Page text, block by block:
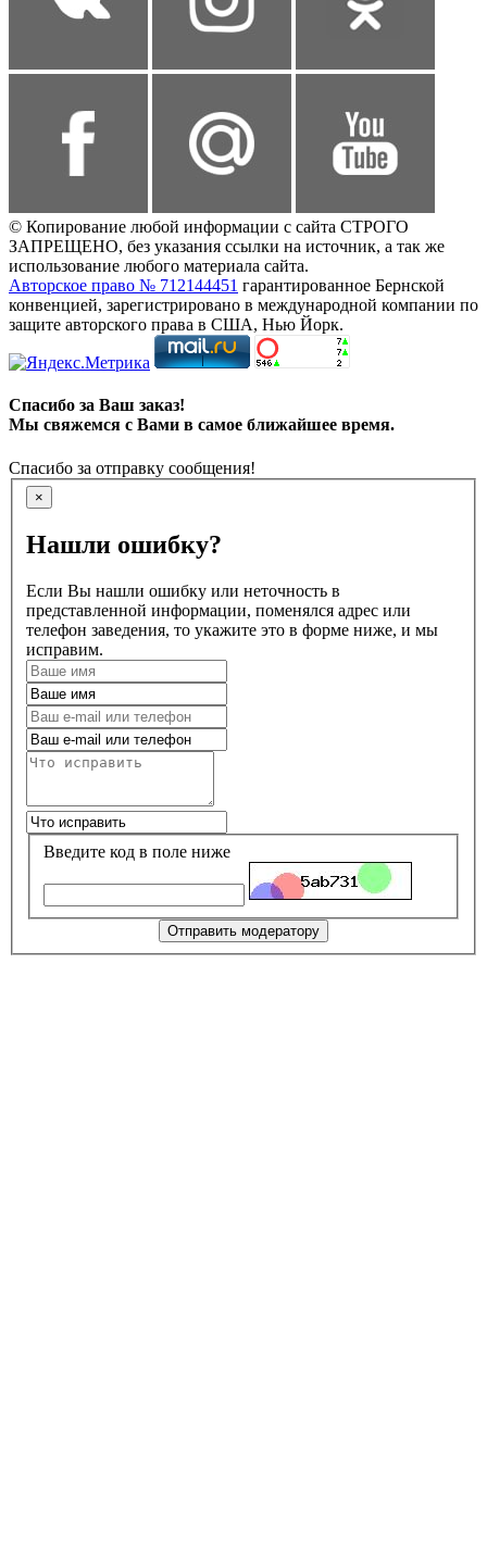
© Копирование любой информации с сайта СТРОГО
ЗАПРЕЩЕНО, без указания ссылки на источник, а так же
использование любого материала сайта.
Авторское право № 712144451 гарантированное Бернской
конвенцией, зарегистрировано в международной компании по
защите авторского права в США, Нью Йорк.
Спасибо за Ваш заказ!
Мы свяжемся с Вами в самое ближайшее время.
Спасибо за отправку сообщения!
×
Нашли ошибку?
Если Вы нашли ошибку или неточность в
представленной информации, поменялся адрес или
телефон заведения, то укажите это в форме ниже, и мы
исправим.
Введите код в поле ниже
Отправить модератору